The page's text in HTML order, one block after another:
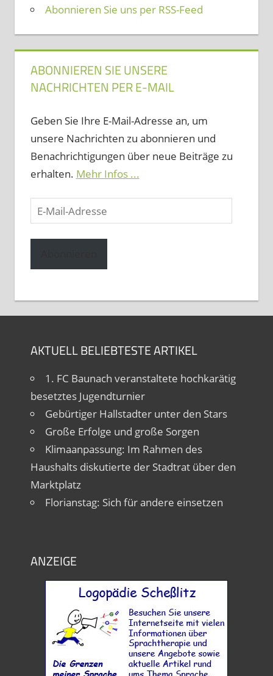
Abonnieren Sie uns per RSS-Feed
ABONNIEREN SIE UNSERE
NACHRICHTEN PER E-MAIL
Geben Sie Ihre E-Mail-Adresse an, um
unsere Nachrichten zu abonnieren und
Benachrichtigungen über neue Beiträge zu
erhalten. Mehr Infos ...
E-
Mail-
Adresse
AKTUELL BELIEBTESTE ARTIKEL
1. FC Baunach veranstaltete hochkarätig
besetztes Jugendturnier
Gebürtiger Hallstadter unter den Stars
Große Erfolge und große Sorgen
Klimaanpassung: Im Rahmen des
Haushalts diskutierte der Stadtrat über den
Marktplatz
Florianstag: Sich für andere einsetzen
ANZEIGE